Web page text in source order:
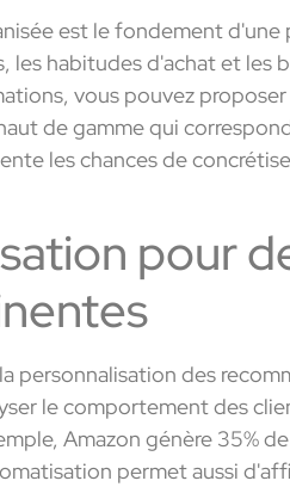
est le fondement d'une
les habitudes d'achat et les
vous pouvez
de gamme qui
les chances de
pour
personnalisation des
le comportement des
Amazon génère 35%
permet aussi